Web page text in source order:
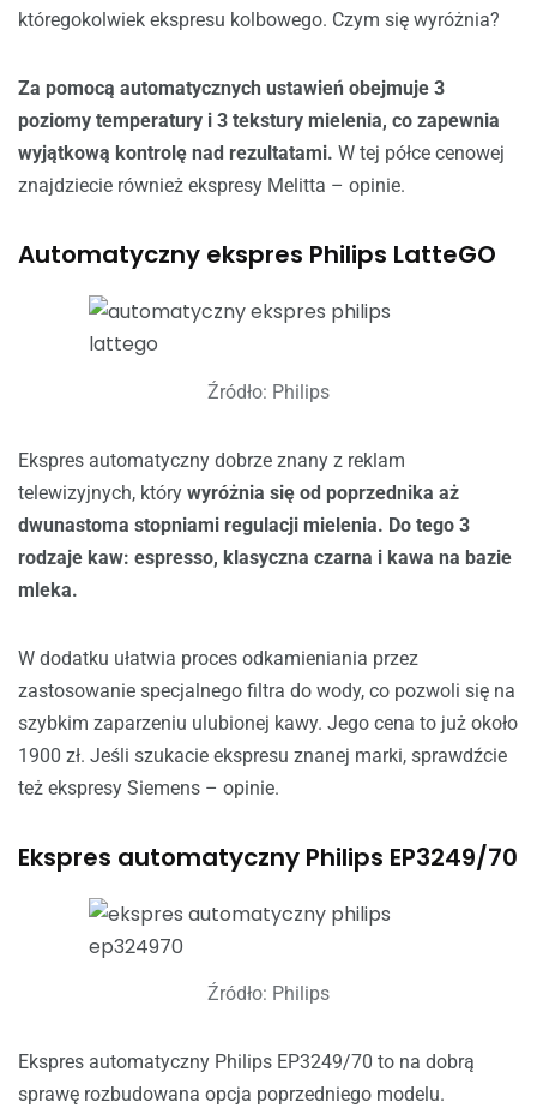
któregokolwiek ekspresu kolbowego. Czym się wyróżnia?
Za pomocą automatycznych ustawień obejmuje 3
poziomy temperatury i 3 tekstury mielenia, co zapewnia
wyjątkową kontrolę nad rezultatami. W tej półce cenowej
znajdziecie również ekspresy Melitta – opinie.
Automatyczny ekspres Philips LatteGO
Źródło: Philips
Ekspres automatyczny dobrze znany z reklam
telewizyjnych, który wyróżnia się od poprzednika aż
dwunastoma stopniami regulacji mielenia. Do tego 3
rodzaje kaw: espresso, klasyczna czarna i kawa na bazie
mleka.
W dodatku ułatwia proces odkamieniania przez
zastosowanie specjalnego filtra do wody, co pozwoli się na
szybkim zaparzeniu ulubionej kawy. Jego cena to już około
1900 zł. Jeśli szukacie ekspresu znanej marki, sprawdźcie
też ekspresy Siemens – opinie.
Ekspres automatyczny Philips EP3249/70
Źródło: Philips
Ekspres automatyczny Philips EP3249/70 to na dobrą
sprawę rozbudowana opcja poprzedniego modelu.